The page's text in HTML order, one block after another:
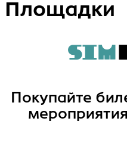
Площадки
Покупайте